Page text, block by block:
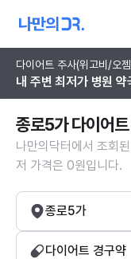
다이어트 주사(위고비/오
내 주변 최저가 병원 약
종로5가 다이어
나만의닥터에서 조회
저 가격은 0원입니다.
종로5가
다이어트 경구약